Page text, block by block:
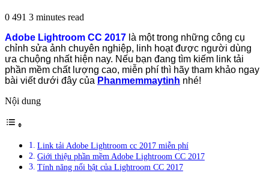
0 491 3 minutes read
Adobe Lightroom CC 2017 là một trong những công cụ
chỉnh sửa ảnh chuyên nghiệp, linh hoạt được người dùng
ưa chuộng nhất hiện nay. Nếu bạn đang tìm kiếm link tải
phần mềm chất lượng cao, miễn phí thì hãy tham khảo ngay
bài viết dưới đây của Phanmemmaytinh nhé!
Nội dung
Link tải Adobe Lightroom cc 2017 miễn phí
Giới thiệu phần mềm Adobe Lightroom CC 2017
Tính năng nổi bật của Lightroom CC 2017